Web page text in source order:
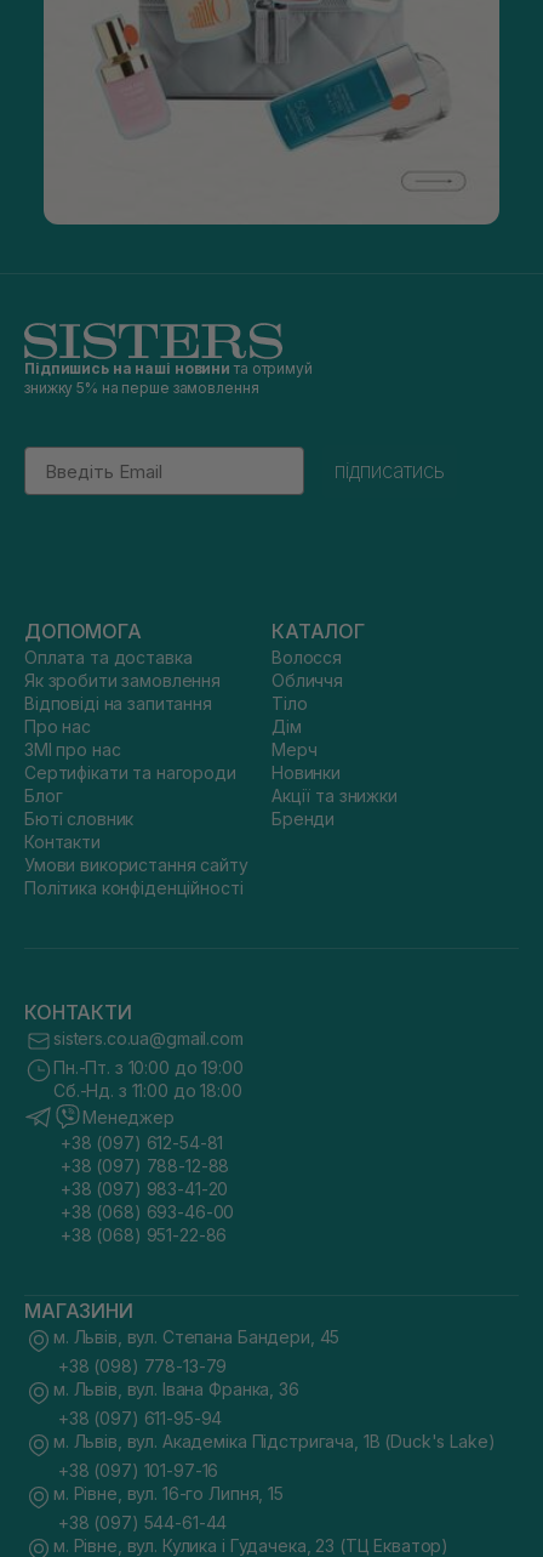
Підпишись на наші новини та отримуй
знижку 5% на перше замовлення
Email
підписатись
ДОПОМОГА
Оплата та доставка
Як зробити замовлення
Відповіді на запитання
Про нас
ЗМІ про нас
Сертифікати та нагороди
Блог
Бюті словник
Контакти
Умови використання сайту
Політика конфіденційності
КАТАЛОГ
Волосся
Обличчя
Тіло
Дім
Мерч
Новинки
Акції та знижки
Бренди
КОНТАКТИ
sisters.co.ua@gmail.com
Пн.-Пт. з 10:00 до 19:00
Сб.-Нд. з 11:00 до 18:00
Менеджер
+38 (097) 612-54-81
+38 (097) 788-12-88
+38 (097) 983-41-20
+38 (068) 693-46-00
+38 (068) 951-22-86
МАГАЗИНИ
м. Львів, вул. Степана Бандери, 45
+38 (098) 778-13-79
м. Львів, вул. Івана Франка, 36
+38 (097) 611-95-94
м. Львів, вул. Академіка Підстригача, 1В (Duck's Lake)
+38 (097) 101-97-16
м. Рівне, вул. 16-го Липня, 15
+38 (097) 544-61-44
м. Рівне, вул. Кулика і Гудачека, 23 (ТЦ Екватор)